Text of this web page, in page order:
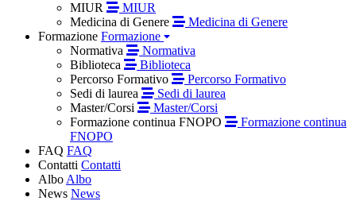
MIUR
MIUR
Medicina di Genere
Medicina di Genere
Formazione Formazione
Normativa
Normativa
Biblioteca
Biblioteca
Percorso Formativo
Percorso Formativo
Sedi di laurea
Sedi di laurea
Master/Corsi
Master/Corsi
Formazione continua FNOPO
Formazione continua
FNOPO
FAQ FAQ
Contatti Contatti
Albo Albo
News News